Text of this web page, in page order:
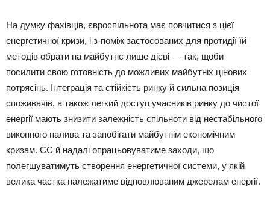
На думку фахівців, євроспільнота має повчитися з цієї
енергетичної кризи, і з-поміж застосованих для протидії їй
методів обрати на майбутнє лише дієві — так, щоби
посилити свою готовність до можливих майбутніх цінових
потрясінь. Інтеграція та стійкість ринку й сильна позиція
споживачів, а також легкий доступ учасників ринку до чистої
енергії мають знизити залежність спільноти від нестабільного
викопного палива та запобігати майбутнім економічним
кризам. ЄС й надалі опрацьовуватиме заходи, що
полегшуватимуть створення енергетичної системи, у якій
велика частка належатиме відновлюваним джерелам енергії.